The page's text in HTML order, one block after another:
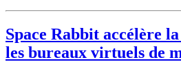
Space Rabbit accélère
les bureaux virtuels de